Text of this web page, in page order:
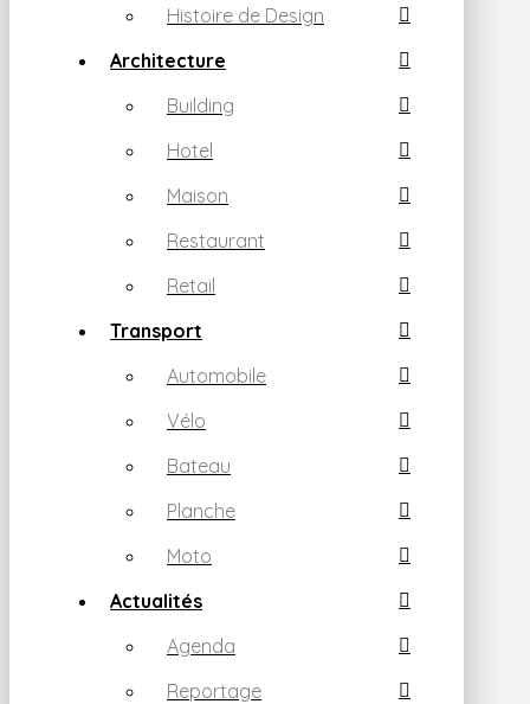
Histoire de Design
Architecture
Building
Hotel
Maison
Restaurant
Retail
Transport
Automobile
Vélo
Bateau
Planche
Moto
Actualités
Agenda
Reportage